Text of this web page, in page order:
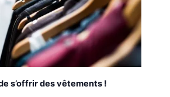
s’offrir des vêtements !